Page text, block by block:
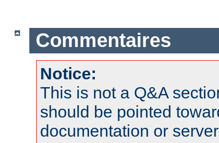
Commentaires
Notice:
This is not a Q&A
should be pointed
documentation or